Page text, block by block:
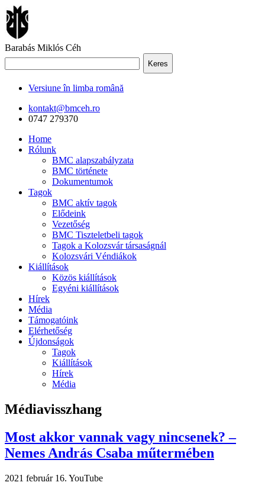
Barabás Miklós Céh
Keres
Versiune în limba română
kontakt@bmceh.ro
0747 279370
Home
Rólunk
BMC alapszabályzata
BMC története
Dokumentumok
Tagok
BMC aktív tagok
Elődeink
Vezetőség
BMC Tiszteletbeli tagok
Tagok a Kolozsvár társaságnál
Kolozsvári Véndiákok
Kiállítások
Közös kiállítások
Egyéni kiállítások
Hírek
Média
Támogatóink
Elérhetőség
Újdonságok
Tagok
Kiállítások
Hírek
Média
Médiavisszhang
Most akkor vannak vagy nincsenek? –
Nemes András Csaba műtermében
2021 február 16. YouTube